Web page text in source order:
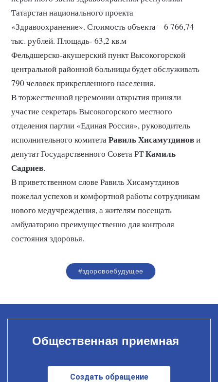
Татарстан национального проекта
«Здравоохранение». Стоимость объекта – 6 766,74
тыс. рублей. Площадь- 63,2 кв.м
Фельдшерско-акушерский пункт Высокогорской
центральной районной больницы будет обслуживать
790 человек прикрепленного населения.
В торжественной церемонии открытия приняли
участие секретарь Высокогорского местного
отделения партии «Единая Россия», руководитель
исполнительного комитетаРавиль Хисамутдинови
депутат Государственного Совета РТКамиль
Садриев.
В приветственном слове Равиль Хисамутдинов
пожелал успехов и комфортной работы сотрудникам
нового медучреждения, а жителям посещать
амбулаторию преимущественно для контроля
состояния здоровья.
#здоровоебудущее
Общественная приемная
Создать обращение